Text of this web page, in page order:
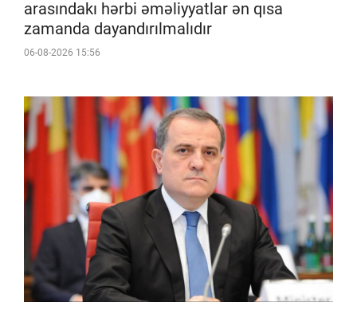
arasındakı hərbi əməliyyatlar ən qısa
zamanda dayandırılmalıdır
06-08-2026 15:56